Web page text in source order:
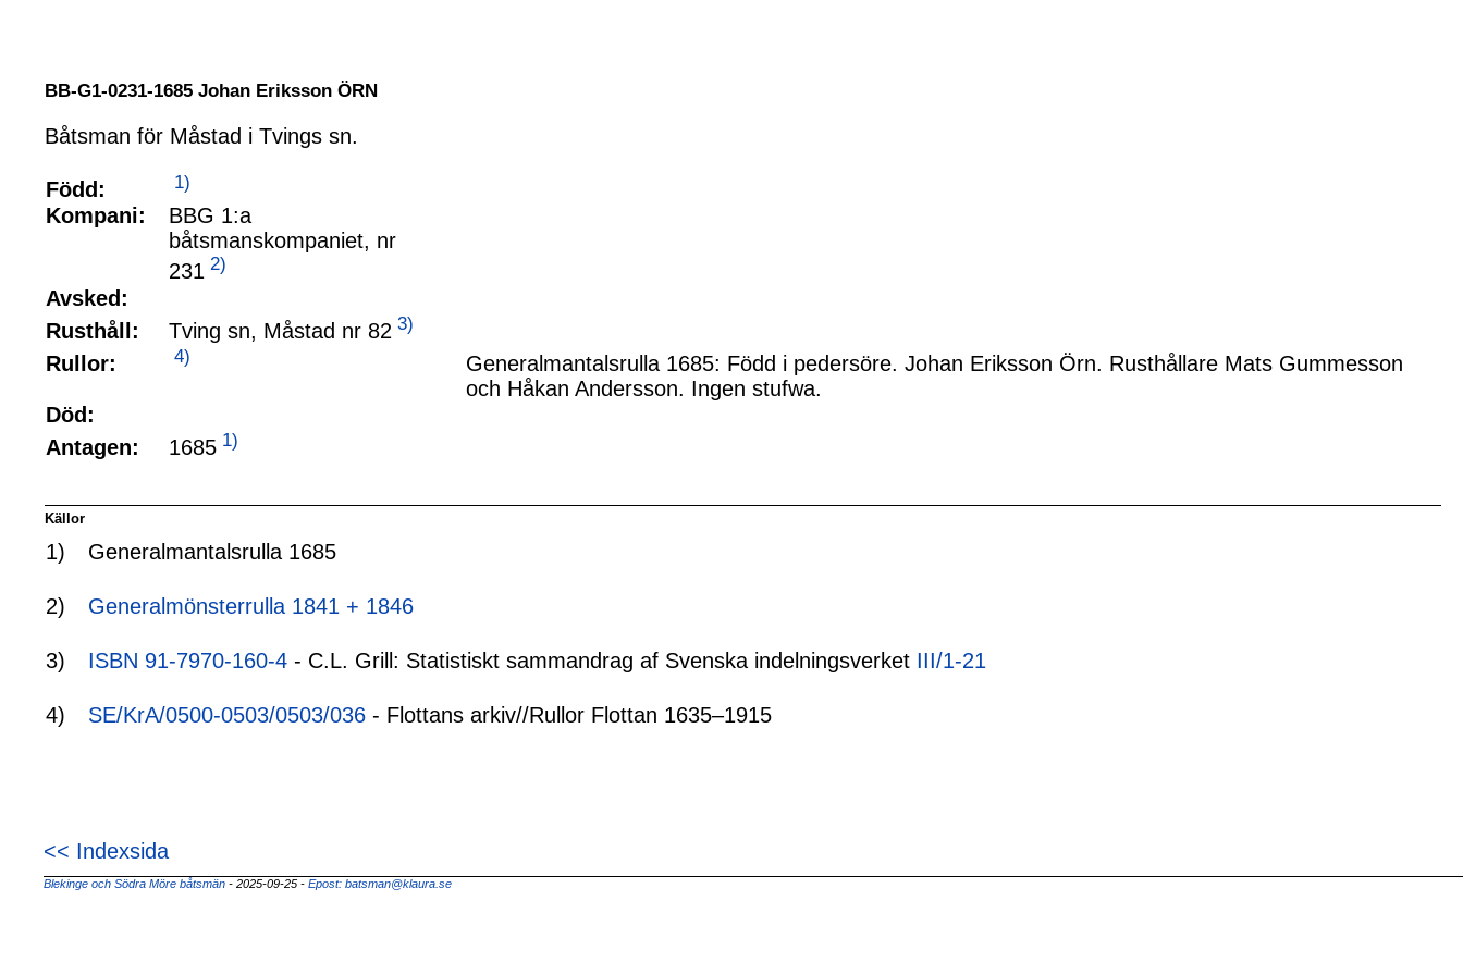
BB-G1-0231-1685 Johan Eriksson ÖRN
Båtsman för Måstad i Tvings sn.
Född: 1)
Kompani:
BBG 1:a
båtsmanskompaniet, nr
231 2)
Avsked:
Rusthåll:
Tving sn, Måstad nr 82 3)
Rullor: 4)
Generalmantalsrulla 1685: Född i pedersöre. Johan Eriksson Örn. Rusthållare Mats Gummesson
och Håkan Andersson. Ingen stufwa.
Död:
Antagen:
1685 1)
Källor
1) Generalmantalsrulla 1685
2) Generalmönsterrulla 1841 + 1846
3) ISBN 91-7970-160-4 - C.L. Grill: Statistiskt sammandrag af Svenska indelningsverket III/1-21
4) SE/KrA/0500-0503/0503/036 - Flottans arkiv//Rullor Flottan 1635–1915
<< Indexsida
Blekinge och Södra Möre båtsmän - 2025-09-25 - Epost: batsman@klaura.se